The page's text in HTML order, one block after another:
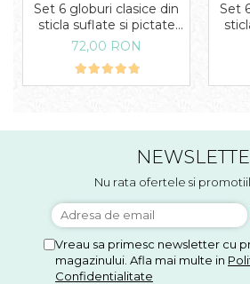
Set 6 globuri clasice din
sticla suflate si pictate
manual, Argcoms,
Fabrica lui Mos Craciun,
Martha Stewart, Model 1,
Multicolore, 60 mm,
72,00 RON
Set
Nu rata ofertele si
Vreau sa primesc newsletter cu
magazinului. Afla mai multe in
Confidentialitate